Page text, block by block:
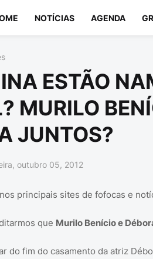
NOTÍCIAS AGENDA
ESTÃO
MURILO
JUNTOS?
outubro 05, 2012
principais sites de fofocas e
que Murilo Benício e
do fim do casamento da atriz